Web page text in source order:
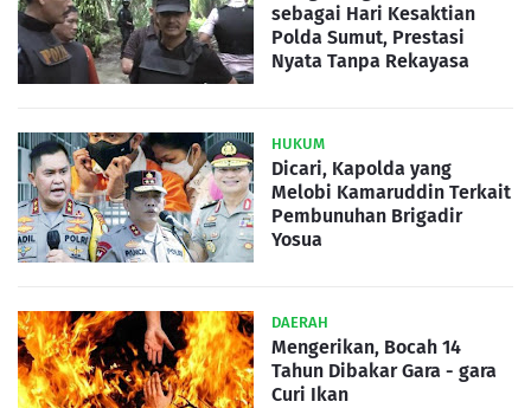
sebagai Hari Kesaktian
Polda Sumut, Prestasi
Nyata Tanpa Rekayasa
HUKUM
Dicari, Kapolda yang
Melobi Kamaruddin Terkait
Pembunuhan Brigadir
Yosua
DAERAH
Mengerikan, Bocah 14
Tahun Dibakar Gara - gara
Curi Ikan